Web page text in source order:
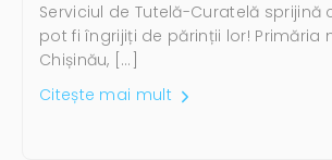
Serviciul de Tutelă-Curatelă sprijină
pot fi îngrijiți de părinții lor! Primăria
Chișinău, […]
Citește mai mult